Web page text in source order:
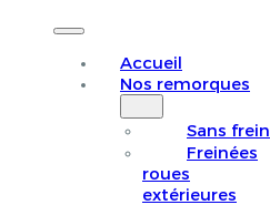
Accueil
Nos remorques
Sans frein
Freinées
roues
extérieures